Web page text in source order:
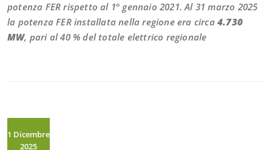
potenza FER rispetto al 1° gennaio 2021. Al 31 marzo 2025
la potenza FER installata nella regione era circa4.730
MW, pari al 40 % del totale elettrico regionale
1 Dicembre
2025